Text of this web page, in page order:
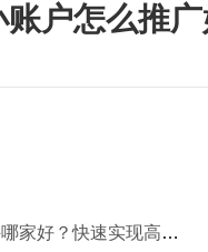
户怎么推
快速实现高回报哪家强？